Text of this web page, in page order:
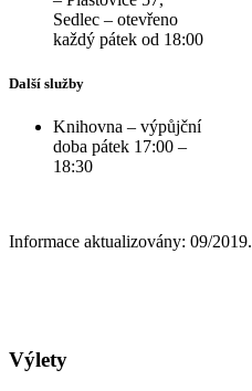
Sedlec – otevřeno
každý pátek od 18:00
Další služby
Knihovna – výpůjční
doba pátek 17:00 –
18:30
Informace aktualizovány: 09/2019.
Výlety